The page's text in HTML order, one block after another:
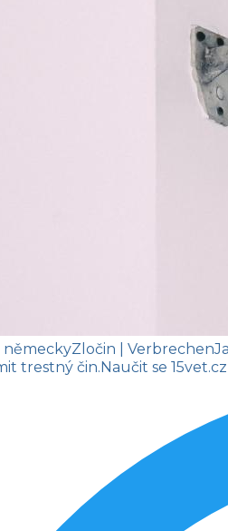
německyZločin | Verbrechen
trestný čin.Naučit se 15vet.cz